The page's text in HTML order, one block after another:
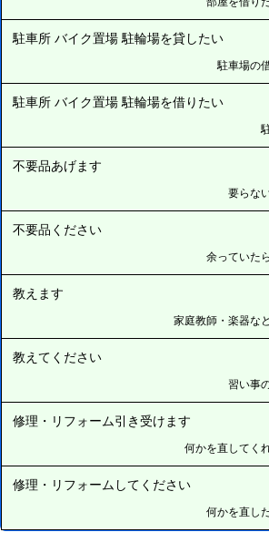
駐車所 バイク置場 駐輪場を貸したい
駐車場の
駐車所 バイク置場 駐輪場を借りたい
不要品あげます
要らな
不要品ください
余っていた
教えます
家庭教師・楽器な
教えてください
習い事
修理・リフォーム引き受けます
何かを直してく
修理・リフォームしてください
何かを直し